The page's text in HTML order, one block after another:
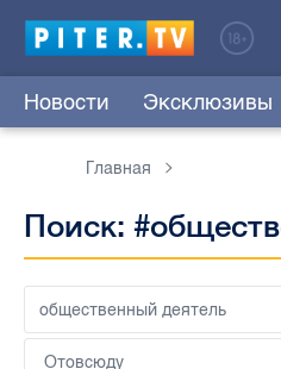
Новости Эксклюзивы
Главная
Поиск: